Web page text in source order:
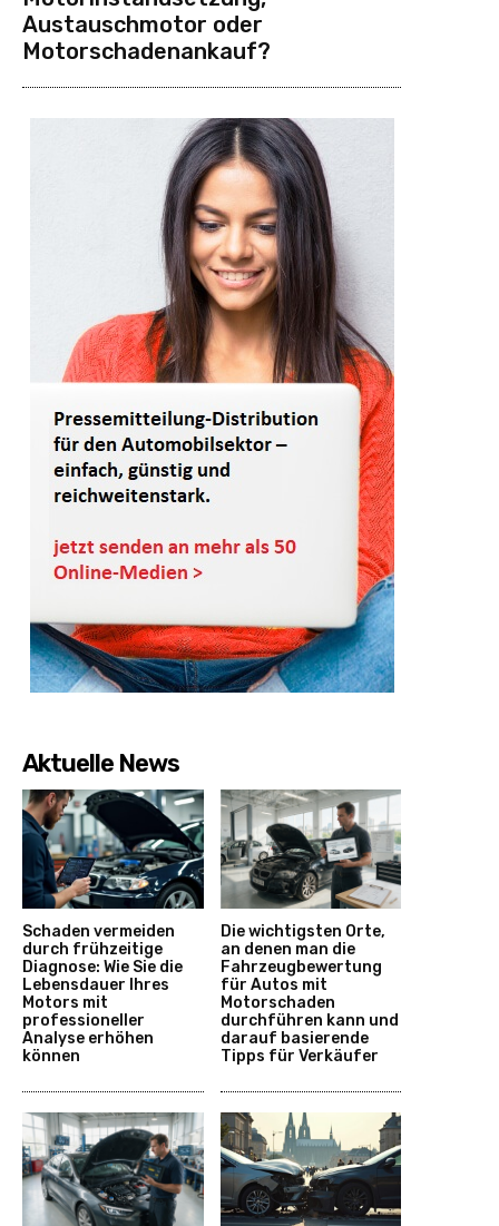
Austauschmotor oder
Motorschadenankauf?
Aktuelle News
Schaden vermeiden
durch frühzeitige
Diagnose: Wie Sie die
Lebensdauer Ihres
Motors mit
professioneller
Analyse erhöhen
können
Die wichtigsten Orte,
an denen man die
Fahrzeugbewertung
für Autos mit
Motorschaden
durchführen kann und
darauf basierende
Tipps für Verkäufer